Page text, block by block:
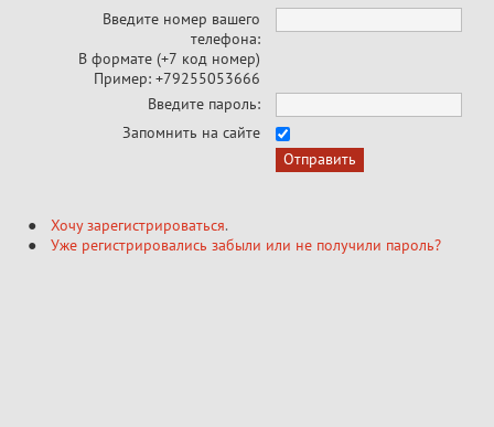
Введите номер вашего
телефона:
В формате (+7 код номер)
Пример: +79255053666
Введите пароль:
Запомнить на сайте
Хочу зарегистрироваться.
Уже регистрировались забыли или не получили пароль?